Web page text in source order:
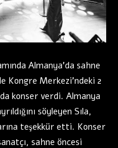
Almanya’da sahne
Kongre Merkezi’ndeki 2
konser verdi. Almanya
söyleyen Sıla,
teşekkür etti. Konser
sahne öncesi